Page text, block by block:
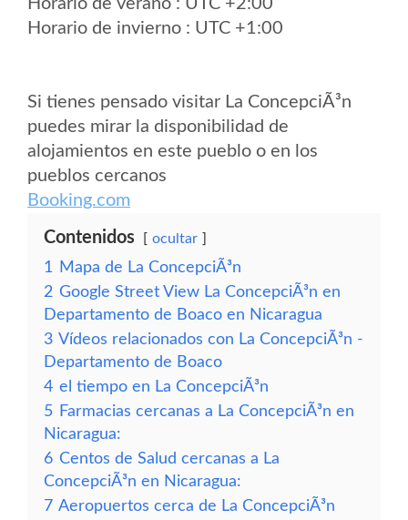
Horario de verano : UTC +2:00
Horario de invierno : UTC +1:00
Si tienes pensado visitar La ConcepciÃ³n
puedes mirar la disponibilidad de
alojamientos en este pueblo o en los
pueblos cercanos
Booking.com
Contenidos ocultar
1
Mapa de La ConcepciÃ³n
2 Google Street View La ConcepciÃ³n en
Departamento de Boaco en Nicaragua
3 Vídeos relacionados con La ConcepciÃ³n -
Departamento de Boaco
4 el tiempo en La ConcepciÃ³n
5 Farmacias cercanas a La ConcepciÃ³n en
Nicaragua:
6 Centos de Salud cercanas a La
ConcepciÃ³n en Nicaragua:
7 Aeropuertos cerca de La ConcepciÃ³n